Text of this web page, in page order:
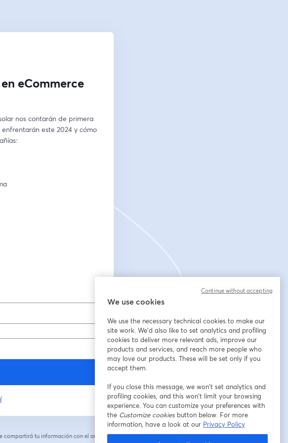
eCommerce
nos contarán de primera
este 2024 y cómo
abre en una nueva pestaña
compartirá tu información con el anfitrión.
We use cookies
We use the necessary technical cookies to make our
site work. We'd also like to set analytics and profiling
cookies to deliver more relevant ads, improve our
products and services, and reach more people who
may love our products. These will be set only if you
accept them.
If you close this message, we won’t set analytics and
profiling cookies, and this won’t limit your browsing
experience. You can customize your preferences with
the Customize cookiesbutton below. For more
information, have a look at our Privacy Policy
Continue without accepting